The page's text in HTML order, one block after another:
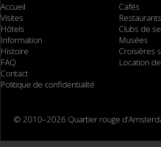
Accueil
Visites
Hôtels
Information
Histoire
FAQ
Contact
Politique de confidentialité
Cafés
Restaurants
Clubs de
Musées
Croisières
Location
© 2010–2026 Quartier rouge